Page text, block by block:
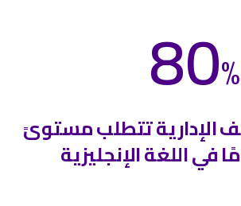
80%
الإدارية تتطلب مستوىً
في اللغة الإنجليزية